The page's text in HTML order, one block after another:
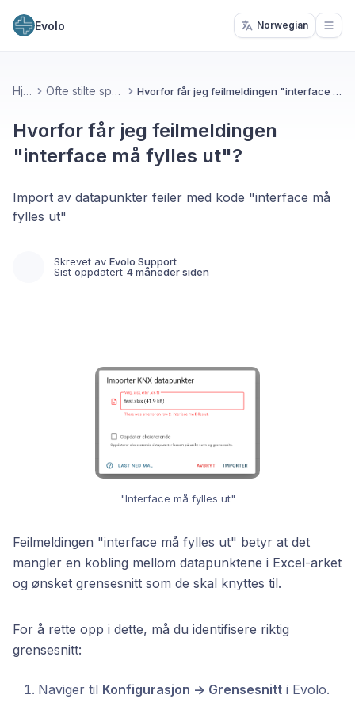
Evolo Norwegian
Hjem Ofte stilte spørsmål Hvorfor får jeg feilmeldingen "interface må fylles ut"?
Hvorfor får jeg feilmeldingen
"interface må fylles ut"?
Import av datapunkter feiler med kode "interface må
fylles ut"
Skrevet av Evolo Support
Sist oppdatert 4 måneder siden
"Interface må fylles ut"
Feilmeldingen "interface må fylles ut" betyr at det
mangler en kobling mellom datapunktene i Excel-arket
og ønsket grensesnitt som de skal knyttes til.
For å rette opp i dette, må du identifisere riktig
grensesnitt:
Naviger til Konfigurasjon -> Grensesnitt i Evolo.